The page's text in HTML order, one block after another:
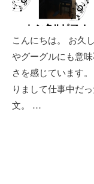
こんにちは。 お久
やグーグルにも意
さを感じています
りまして仕事中だ
文。 …